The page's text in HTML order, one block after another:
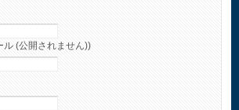
ル (公開されません))